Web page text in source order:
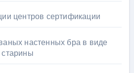
центров сертификации
настенных бра в виде